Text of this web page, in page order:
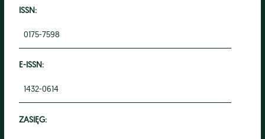
ISSN:
0175-7598
E-ISSN:
1432-0614
ZASIĘG: